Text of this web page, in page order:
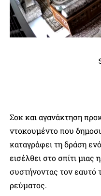
Σοκ και αγανάκτηση
ντοκουμέντο που
καταγράφει τη δράση
εισέλθει στο σπίτι
συστήνοντας τον εαυτό
ρεύματος.